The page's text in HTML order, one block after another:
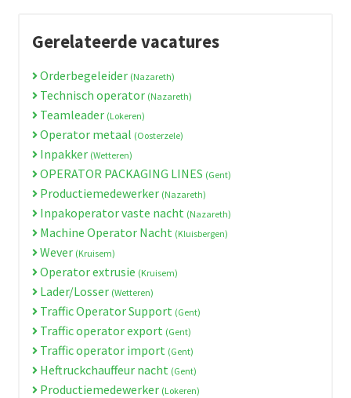
Gerelateerde vacatures
Orderbegeleider (Nazareth)
Technisch operator (Nazareth)
Teamleader (Lokeren)
Operator metaal (Oosterzele)
Inpakker (Wetteren)
OPERATOR PACKAGING LINES (Gent)
Productiemedewerker (Nazareth)
Inpakoperator vaste nacht (Nazareth)
Machine Operator Nacht (Kluisbergen)
Wever (Kruisem)
Operator extrusie (Kruisem)
Lader/Losser (Wetteren)
Traffic Operator Support (Gent)
Traffic operator export (Gent)
Traffic operator import (Gent)
Heftruckchauffeur nacht (Gent)
Productiemedewerker (Lokeren)